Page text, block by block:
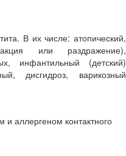
В их числе: атопический,
или раздражение),
инфантильный (детский)
дисгидроз, варикозный
аллергеном контактного